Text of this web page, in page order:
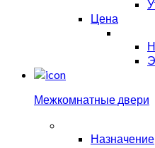
Цена
Межкомнатные двери
Назначение